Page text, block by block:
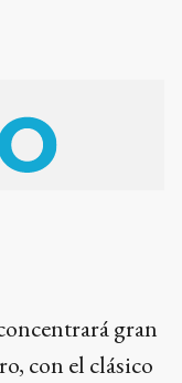
gran
con el clásico